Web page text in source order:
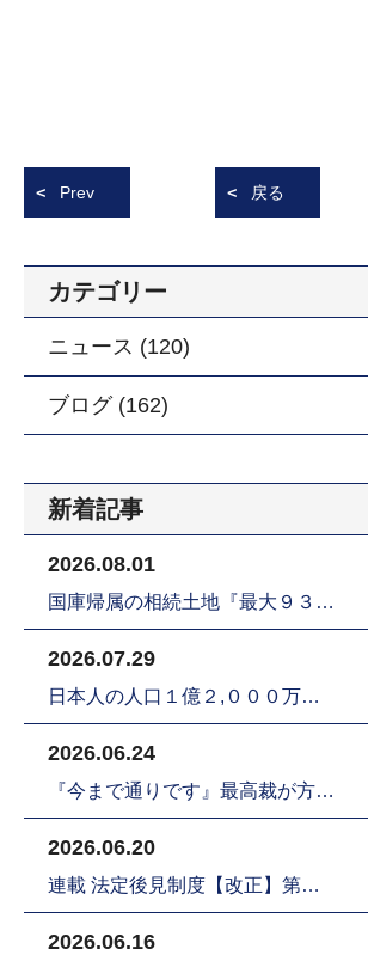
Prev 戻る
カテゴリー
ニュース (120)
ブログ (162)
新着記事
2026.08.01
国庫帰属の相続土地『最大９３…
2026.07.29
日本人の人口１億２,０００万…
2026.06.24
『今まで通りです』最高裁が方…
2026.06.20
連載 法定後見制度【改正】第…
2026.06.16